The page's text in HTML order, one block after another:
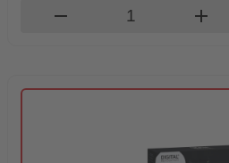
remove Produkt add